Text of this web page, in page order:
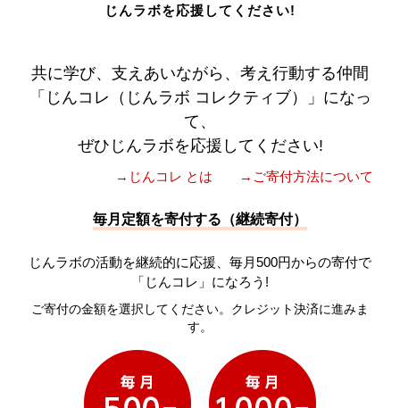
じんラボを応援してください!
共に学び、支えあいながら、考え行動する仲間
「じんコレ（じんラボ コレクティブ）」になっ
て、
ぜひじんラボを応援してください!
→じんコレ とは →ご寄付方法について
毎月定額を寄付する（継続寄付）
じんラボの活動を継続的に応援、毎月500円からの寄付で
「じんコレ」になろう!
ご寄付の金額を選択してください。クレジット決済に進みま
す。